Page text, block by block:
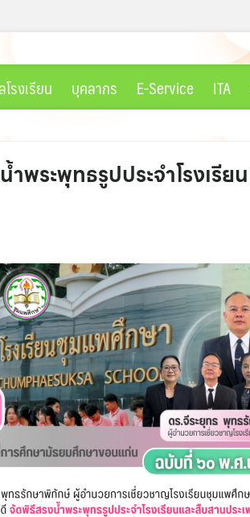
รงเรียน บุคลากร E-Service ITA
ระพุทธรูปประจำโรงเรี